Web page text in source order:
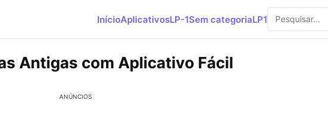
InícioAplicativosLP-1Sem categoriaLP1
Antigas com Aplicativo Fácil
ANÚNCIOS